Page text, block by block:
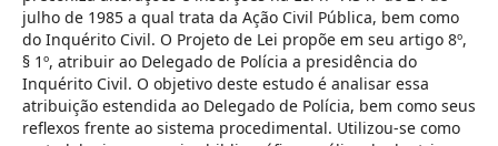
julho de 1985 a qual trata da Ação Civil Pública, bem como
do Inquérito Civil. O Projeto de Lei propõe em seu artigo 8º,
§ 1º, atribuir ao Delegado de Polícia a presidência do
Inquérito Civil. O objetivo deste estudo é analisar essa
atribuição estendida ao Delegado de Polícia, bem como seus
reflexos frente ao sistema procedimental. Utilizou-se como